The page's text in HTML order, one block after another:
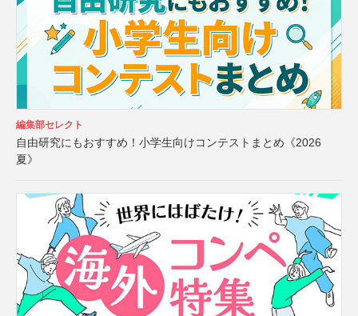
編集部セレクト
自由研究にもおすすめ！小学生向けコンテストまとめ《2026
夏》